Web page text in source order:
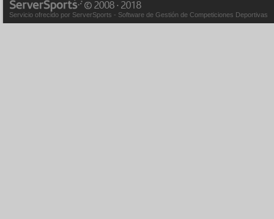
Servicio ofrecido por ServerSports - Software de Gestión de Competiciones Deportivas